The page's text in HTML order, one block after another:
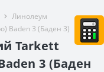
Линолеум
Baden 3 (Баден 3)
Tarkett
3 (Баден